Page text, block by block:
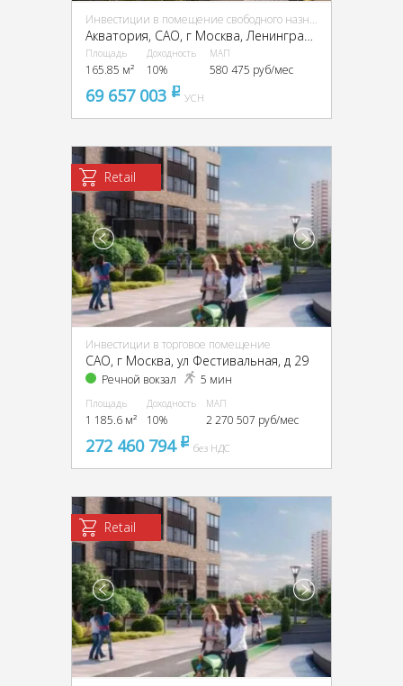
Инвестиции в помещение свободного назначения (ПСН)
Площадь
165.85 м²
Доходность
10%
МАП
580 475 руб/мес
69 657 003 pуб
УСН
Retail
Инвестиции в торговое помещение
CАО, г Москва, ул Фестивальная, д 29
Речной вокзал 5 мин
Площадь
1 185.6 м²
Доходность
10%
МАП
2 270 507 руб/мес
272 460 794 pуббез НДС
Retail